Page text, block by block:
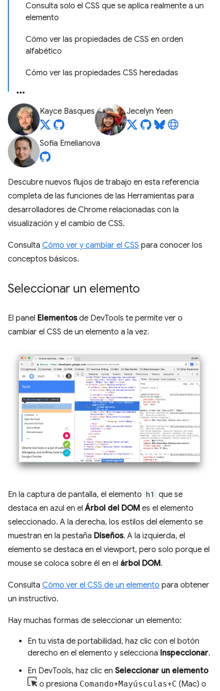
Consulta solo el CSS que se aplica realmente a un
elemento
Cómo ver las propiedades de CSS en orden
alfabético
Cómo ver las propiedades CSS heredadas
Kayce Basques Jecelyn Yeen
Sofia Emelianova
Descubre nuevos flujos de trabajo en esta referencia
completa de las funciones de las Herramientas para
desarrolladores de Chrome relacionadas con la
visualización y el cambio de CSS.
Consulta Cómo ver y cambiar el CSS para conocer los
conceptos básicos.
Seleccionar un elemento
El panel Elementosde DevTools te permite ver o
cambiar el CSS de un elemento a la vez.
En la captura de pantalla, el elemento h1 que se
destaca en azul en elÁrbol del DOM es el elemento
seleccionado. A la derecha, los estilos del elemento se
muestran en la pestaña Diseños. A la izquierda, el
elemento se destaca en el viewport, pero solo porque el
mouse se coloca sobre él en el árbol DOM.
Consulta Cómo ver el CSS de un elemento para obtener
un instructivo.
Hay muchas formas de seleccionar un elemento:
En tu vista de portabilidad, haz clic con el botón
derecho en el elemento y selecciona Inspeccionar.
En DevTools, haz clic en Seleccionar un elemento
o presiona Comando+Mayúsculas+C (Mac) o